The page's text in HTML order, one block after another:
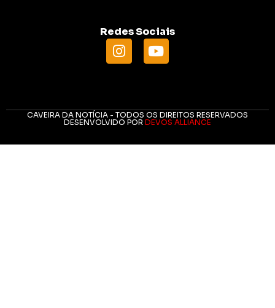
Redes Sociais
CAVEIRA DA NOTÍCIA - TODOS OS DIREITOS RESERVADOS
DESENVOLVIDO POR DEVOS ALLIANCE